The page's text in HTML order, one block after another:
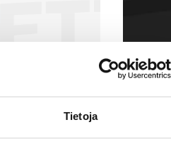
Tietoja